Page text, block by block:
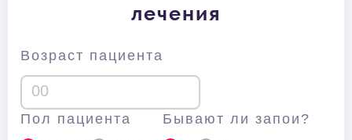
лечения
Возраст пациента
Пол пациента Бывают ли запои?